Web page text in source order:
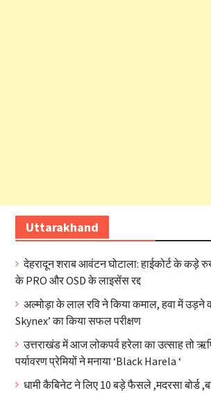
Uttarakhand
देहरादून शराब आवंटन घोटाला: हाईकोर्ट के कड़े
के PRO और OSD के लाइसेंस रद्द
अल्मोड़ा के लाल रवि ने किया कमाल, हवा में उड़ने
Skynex’ का किया सफल परीक्षण
उत्तराखंड में आज लोकपर्व हरेला का उत्साह तो
पर्यावरण प्रेमियों ने मनाया ‘Black Harela ‘
धामी कैबिनेट ने लिए 10 बड़े फैसले ,मदरसा बोर्ड